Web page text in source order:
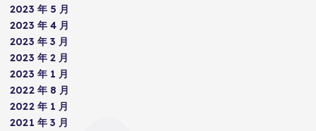
2023 年 5 月
2023 年 4 月
2023 年 3 月
2023 年 2 月
2023 年 1 月
2022 年 8 月
2022 年 1 月
2021 年 3 月